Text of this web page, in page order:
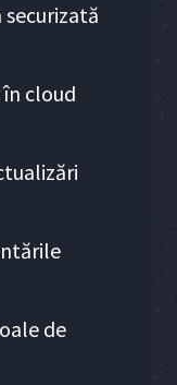
securizată
cloud
de